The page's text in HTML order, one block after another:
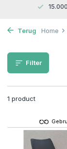
Terug Home
Filter
1 product